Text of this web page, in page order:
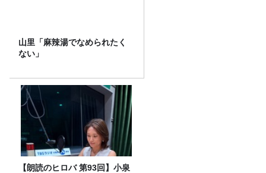
山里「麻辣湯でなめられたく
ない」
【朗読のヒロバ 第93回】小泉